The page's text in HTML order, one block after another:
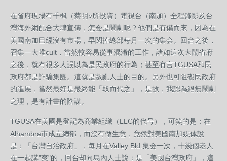
在省府現場有千楓（蔡明○所投資）電視台（南加）全程錄影及台
灣海外網配合大肆宣傳，怎会是鬧劇呢？他們是有備而來，因為在
美國南加巳經沒有市場，早関掉總部每月一次的集会。回台之後，
召集一大堆cult，當然較容易從事混淆的工作，諸如這次大鬧省府
之後，就有很多人誤以為是民政府的行為；甚至有言TGUSA和民
政府都是詐騙集團。這就是叛亂人士的目的。另外也可阻礙民政府
的進展，當然最好是最終能「取而代之」，是故，我認為絕無鬧劇
之理，是有計畫的陰謀。
TGUSA在美國是登記為商業組織（LLC的代号），可笑的是：在
Alhambra市成立總部，而沒有做生意，竟然對美國南加媒体說
是：「台灣自治政府」，每月在Valley Bld.集会一次，十幾個老人
在一起講"爽"的，回台却向島內人士說：是「美國台灣政府」，這